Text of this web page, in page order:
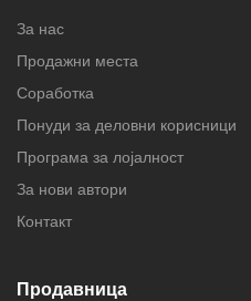
За нас
Продажни места
Соработка
Понуди за деловни корисници
Програма за лојалност
За нови автори
Контакт
Продавница